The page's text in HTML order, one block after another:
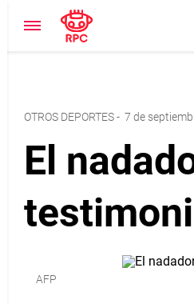
OTROS DEPORTES- 7 de
El
AFP